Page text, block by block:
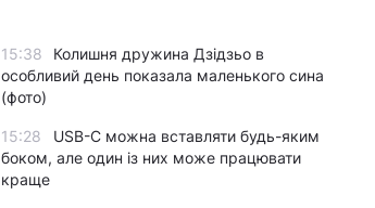
15:38
Колишня дружина Дзідзьо в
особливий день показала маленького сина
(фото)
15:28
USB-C можна вставляти будь-яким
боком, але один із них може працювати
краще